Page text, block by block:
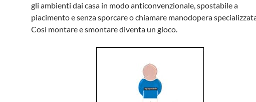
gli ambienti dai casa in modo anticonvenzionale, spostabile a
piacimento e senza sporcare o chiamare manodopera
Così montare e smontare diventa un gioco.